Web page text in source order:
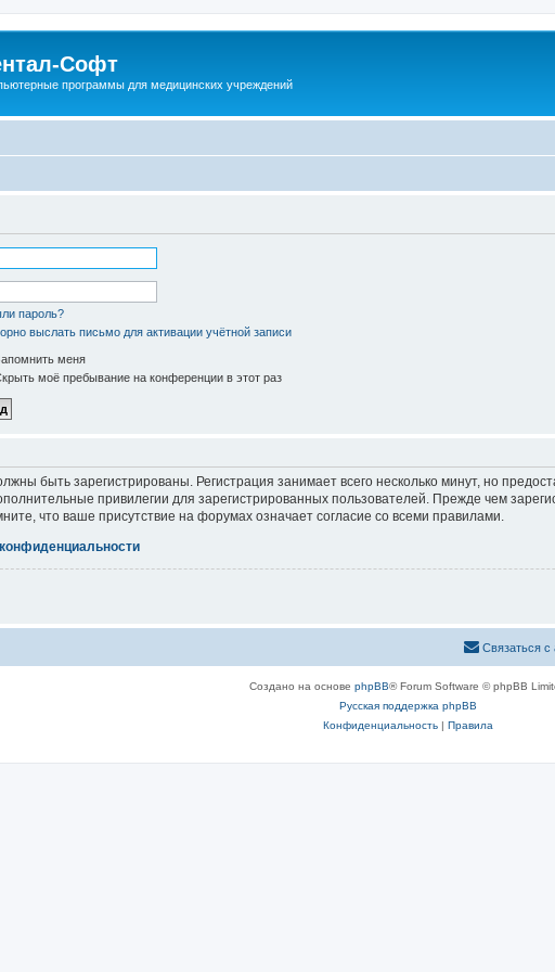
Софт
программы для медицинских учреждений
пароль?
выслать письмо для активации учётной записи
меня
моё пребывание на конференции в этот раз
быть зарегистрированы. Регистрация занимает всего несколько минут, но
привилегии для зарегистрированных пользователей. Прежде чем
что ваше присутствие на форумах означает согласие со всеми правилами.
Связаться с
Создано на основе phpBB® Forum Software © phpBB
Русская поддержка phpBB
Конфиденциальность| Правила